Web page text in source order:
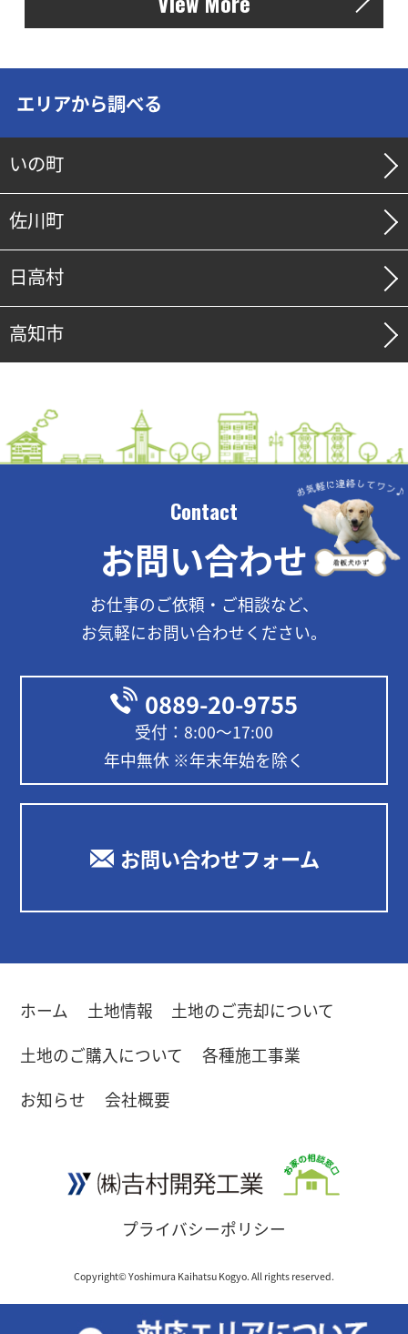
エリアから調べる
いの町
佐川町
日高村
高知市
Contact
お問い合わせ
お仕事のご依頼・ご相談など、
お気軽にお問い合わせください。
0889-20-9755
受付：8:00〜17:00
年中無休 ※年末年始を除く
お問い合わせフォーム
ホーム 土地情報
土地のご売却について
土地のご購入について
各種施工事業
お知らせ
会社概要
プライバシーポリシー
Copyright© Yoshimura Kaihatsu Kogyo. All rights reserved.